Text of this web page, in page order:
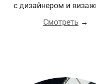
с дизайнером и
Смотреть →